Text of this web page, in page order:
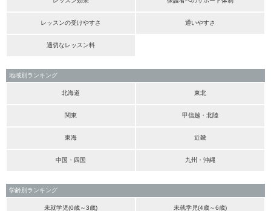
レッスンの受けやすさ 通いやすさ
適切なレッスン料
地域別ランキング
北海道 東北
関東 甲信越・北陸
東海 近畿
中国・四国 九州・沖縄
学齢別ランキング
未就学児(0歳～3歳) 未就学児(4歳～6歳)